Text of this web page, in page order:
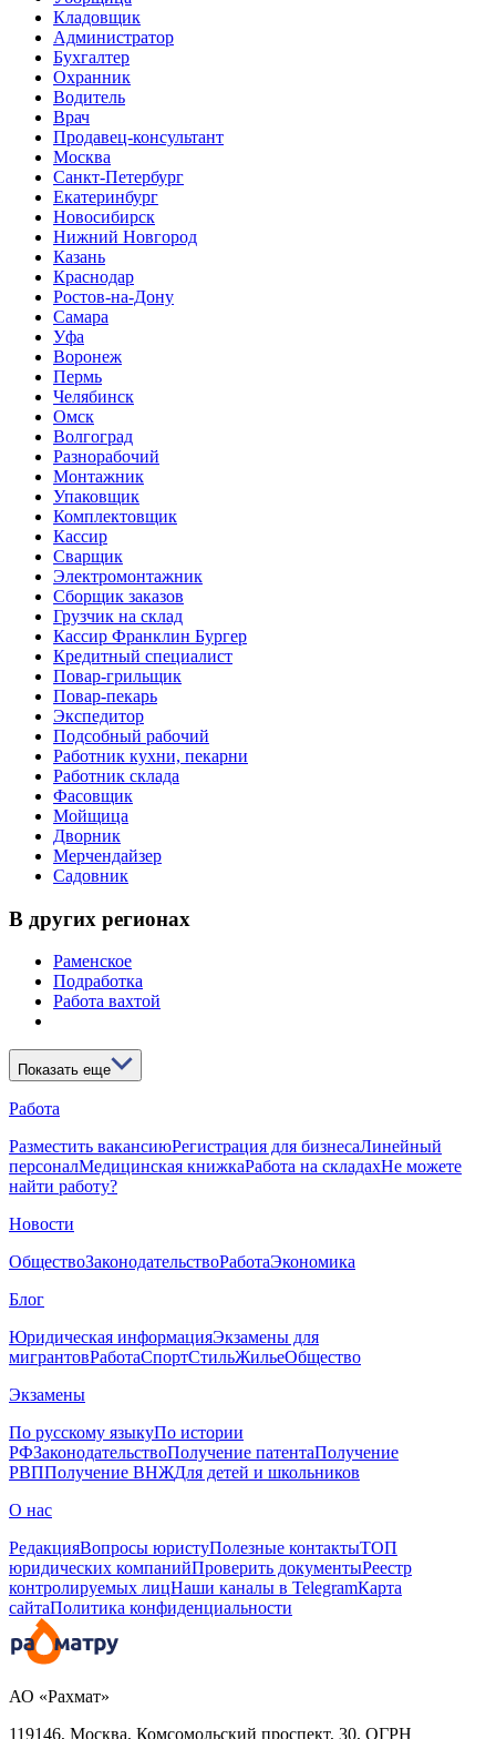
Кладовщик
Администратор
Бухгалтер
Охранник
Водитель
Врач
Продавец-консультант
Москва
Санкт-Петербург
Екатеринбург
Новосибирск
Нижний Новгород
Казань
Краснодар
Ростов-на-Дону
Самара
Уфа
Воронеж
Пермь
Челябинск
Омск
Волгоград
Разнорабочий
Монтажник
Упаковщик
Комплектовщик
Кассир
Сварщик
Электромонтажник
Сборщик заказов
Грузчик на склад
Кассир Франклин Бургер
Кредитный специалист
Повар-грильщик
Повар-пекарь
Экспедитор
Подсобный рабочий
Работник кухни, пекарни
Работник склада
Фасовщик
Мойщица
Дворник
Мерчендайзер
Садовник
В других регионах
Раменское
Подработка
Работа вахтой
Показать еще
Работа
Разместить вакансиюРегистрация для бизнесаЛинейный
персоналМедицинская книжкаРабота на складахНе можете
найти работу?
Новости
ОбществоЗаконодательствоРаботаЭкономика
Блог
Юридическая информацияЭкзамены для
мигрантовРаботаСпортСтильЖильеОбщество
Экзамены
По русскому языкуПо истории
РФЗаконодательствоПолучение патентаПолучение
РВППолучение ВНЖДля детей и школьников
О нас
РедакцияВопросы юристуПолезные контактыТОП
юридических компанийПроверить документыРеестр
контролируемых лицНаши каналы в TelegramКарта
сайтаПолитика конфиденциальности
АО «Рахмат»
119146, Москва, Комсомольский проспект, 30, ОГРН